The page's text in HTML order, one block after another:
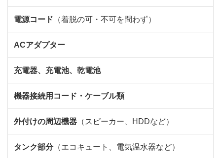
電源コード （着脱の可・不可を問わず）
ACアダプター
充電器、充電池、乾電池
機器接続用コード・ケーブル類
外付けの周辺機器 （スピーカー、HDDなど）
タンク部分（エコキュート、電気温水器など）